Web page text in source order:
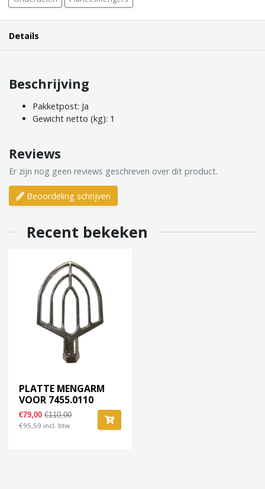
Details
Beschrijving
Pakketpost: Ja
Gewicht netto (kg): 1
Reviews
Er zijn nog geen reviews geschreven over dit product.
Beoordeling schrijven
Recent bekeken
PLATTE MENGARM
VOOR 7455.0110
€79,00€110,00
€95,59 incl. btw